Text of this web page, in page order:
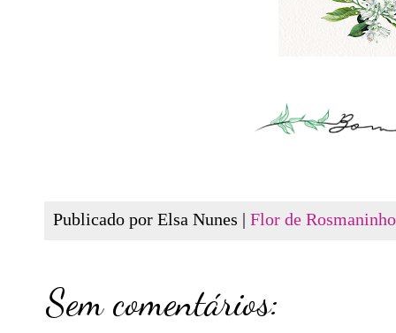
Publicado por Elsa Nunes | Flor de
Sem comentários: